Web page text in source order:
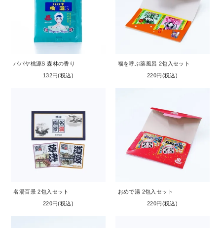
パパヤ桃源S 森林の香り
132円(税込)
福を呼ぶ薬風呂 2包入セット
220円(税込)
名湯百景 2包入セット
220円(税込)
おめで湯 2包入セット
220円(税込)